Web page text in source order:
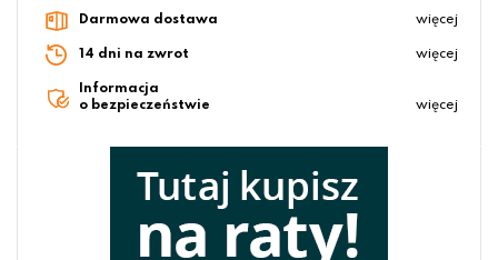
Darmowa dostawa więcej
14 dni na zwrot więcej
Informacja
o bezpieczeństwie
więcej